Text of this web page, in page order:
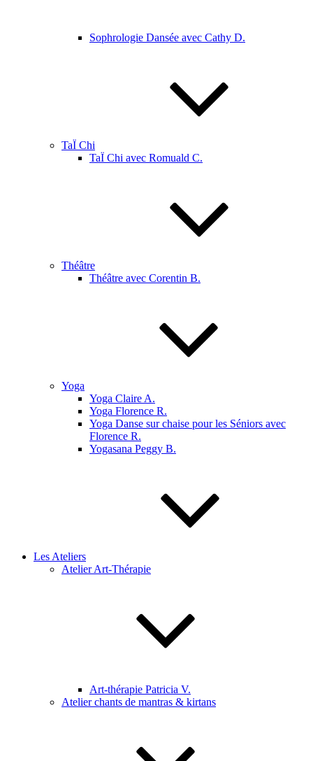
Sophrologie Dansée avec Cathy D.
TaÏ Chi
TaÏ Chi avec Romuald C.
Théâtre
Théâtre avec Corentin B.
Yoga
Yoga Claire A.
Yoga Florence R.
Yoga Danse sur chaise pour les Séniors avec
Florence R.
Yogasana Peggy B.
Les Ateliers
Atelier Art-Thérapie
Art-thérapie Patricia V.
Atelier chants de mantras & kirtans